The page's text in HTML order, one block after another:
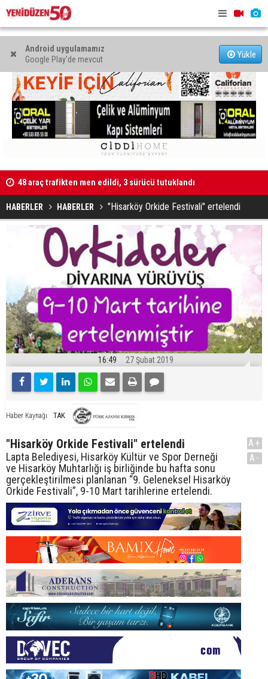
Android uygulamamız
Google Play'de mevcut
Yükle
48 araç trafikten men edildi, 3 sürücü tutuklandı
HABERLER HABERLER "Hisarköy Orkide Festivali" ertelendi
16:49 27 Şubat 2019
Haber Kaynağı TAK
"Hisarköy Orkide Festivali" ertelendi
Lapta Belediyesi, Hisarköy Kültür ve Spor Derneği
ve Hisarköy Muhtarlığı iş birliğinde bu hafta sonu
gerçekleştirilmesi planlanan “9. Geleneksel Hisarköy
Orkide Festivali”, 9-10 Mart tarihlerine ertelendi.
A+
A-